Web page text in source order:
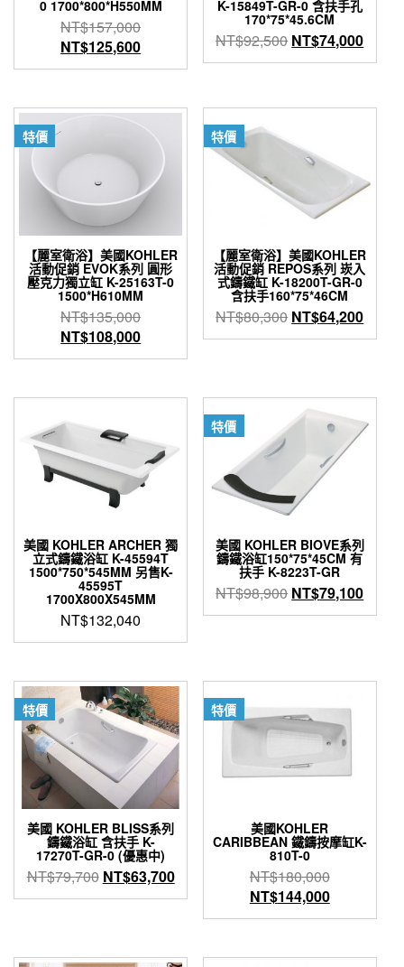
0 1700*800*H550MM
NT$157,000原
始
價
NT$157,000。
NT$125,600目
前
格：
NT$125,600。
K-15849T-GR-0 含扶手孔
170*75*45.6CM
NT$92,500 原
始
NT$74,000目
前
特價
【麗室衛浴】美國KOHLER
活動促銷 EVOK系列 圓形
壓克力獨立缸 K-25163T-0
1500*H610MM
NT$135,000原
始
價
NT$135,000。
NT$108,000目
前
格：
NT$108,000。
特價
【麗室衛浴】美國KOHLER
活動促銷 REPOS系列 崁入
式鑄鐵缸 K-18200T-GR-0
含扶手160*75*46CM
NT$80,300 原
始
NT$80,300。
NT$64,200目
前
美國 KOHLER ARCHER 獨
立式鑄鐵浴缸 K-45594T
1500*750*545MM 另售K-
45595T
1700X800X545MM
NT$132,040
特價
美國 KOHLER BIOVE系列
鑄鐵浴缸150*75*45CM 有
扶手 K-8223T-GR
NT$98,900 原
始
NT$79,100目
前
特價
美國 KOHLER BLISS系列
鑄鐵浴缸 含扶手 K-
17270T-GR-0 (優惠中)
NT$79,700 原
始
NT$79,700。
NT$63,700目
前
NT$63,700。
特價
美國KOHLER
CARIBBEAN 鐵鑄按摩缸K-
810T-0
NT$180,000原
始
價
NT$144,000目
前
格：